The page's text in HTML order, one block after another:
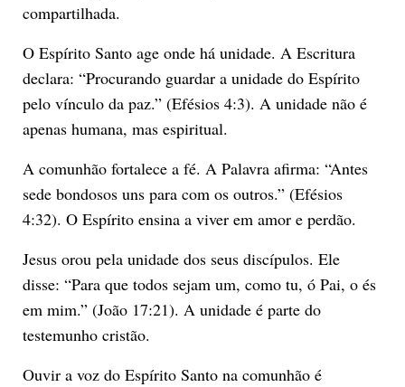
compartilhada.
O Espírito Santo age onde há unidade. A Escritura
declara: “Procurando guardar a unidade do Espírito
pelo vínculo da paz.” (Efésios 4:3). A unidade não é
apenas humana, mas espiritual.
A comunhão fortalece a fé. A Palavra afirma: “Antes
sede bondosos uns para com os outros.” (Efésios
4:32). O Espírito ensina a viver em amor e perdão.
Jesus orou pela unidade dos seus discípulos. Ele
disse: “Para que todos sejam um, como tu, ó Pai, o és
em mim.” (João 17:21). A unidade é parte do
testemunho cristão.
Ouvir a voz do Espírito Santo na comunhão é